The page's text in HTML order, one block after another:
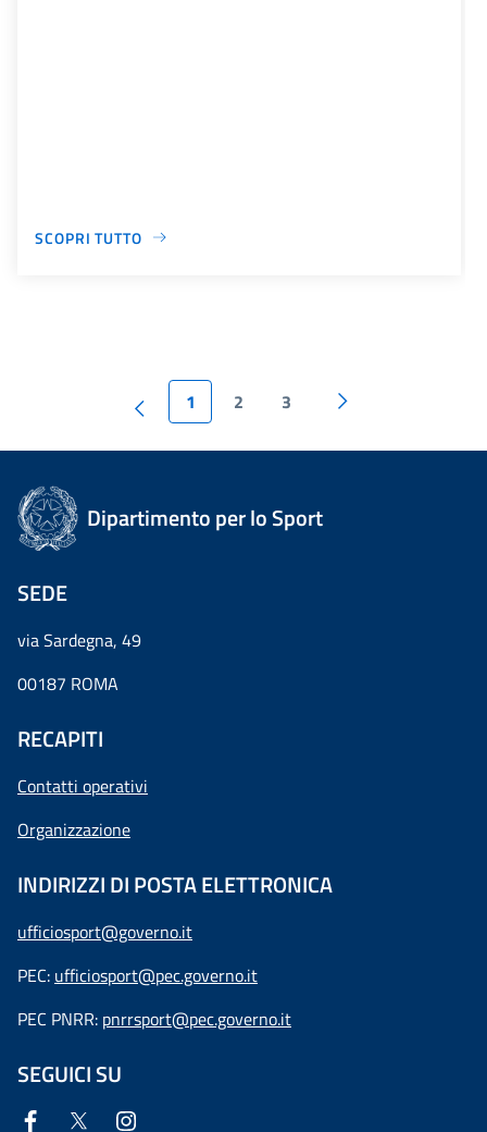
SCOPRI TUTTO
1 2 3
Dipartimento per lo Sport
SEDE
via Sardegna, 49
00187 ROMA
RECAPITI
Contatti operativi
Organizzazione
INDIRIZZI DI POSTA ELETTRONICA
ufficiosport@governo.it
PEC: ufficiosport@pec.governo.it
PEC PNRR: pnrrsport@pec.governo.it
SEGUICI SU